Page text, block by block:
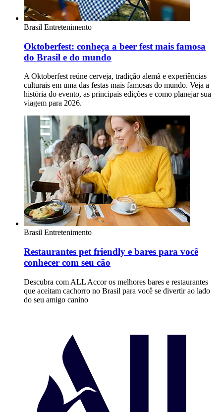
Brasil Entretenimento
Oktoberfest: conheça a beer fest mais famosa
do Brasil e do mundo
A Oktoberfest reúne cerveja, tradição alemã e experiências
culturais em uma das festas mais famosas do mundo. Veja a
história do evento, as principais edições e como planejar sua
viagem para 2026.
Brasil Entretenimento
Restaurantes pet friendly e bares para você
conhecer com seu cão
Descubra com ALL Accor os melhores bares e restaurantes
que aceitam cachorro no Brasil para você se divertir ao lado
do seu amigo canino